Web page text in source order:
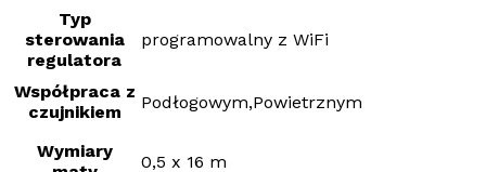
Typ
sterowania
regulatora
programowalny z WiFi
Współpraca z
czujnikiem
Podłogowym,Powietrznym
Wymiary
0,5 x 16 m